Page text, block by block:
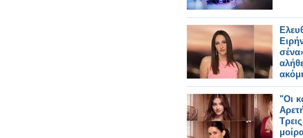
στον
"Οι